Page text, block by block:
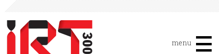
menu